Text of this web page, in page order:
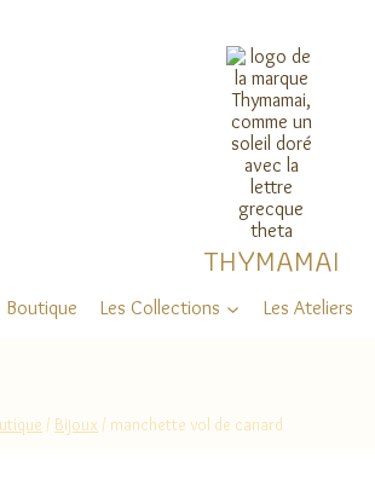
THYMAMAI
Boutique Les Collections Les Ateliers
/ Bijoux / manchette vol de canard